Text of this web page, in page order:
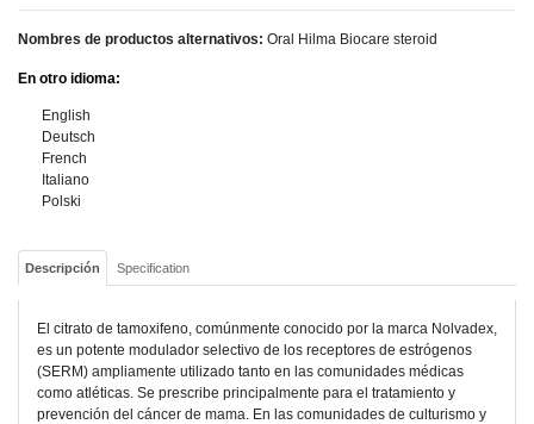
Nombres de productos alternativos: Oral Hilma Biocare steroid
En otro idioma:
English
Deutsch
French
Italiano
Polski
Descripción Specification
El citrato de tamoxifeno, comúnmente conocido por la marca Nolvadex,
es un potente modulador selectivo de los receptores de estrógenos
(SERM) ampliamente utilizado tanto en las comunidades médicas
como atléticas. Se prescribe principalmente para el tratamiento y
prevención del cáncer de mama. En las comunidades de culturismo y